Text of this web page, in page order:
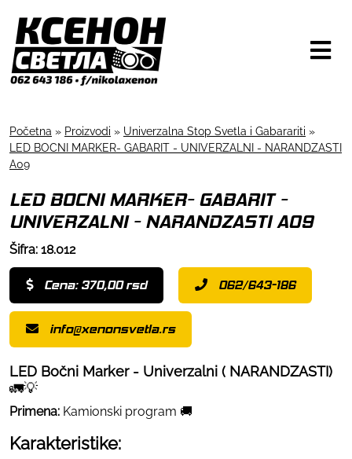
Početna » Proizvodi » Univerzalna Stop Svetla i Gabarariti »
LED BOCNI MARKER- GABARIT - UNIVERZALNI - NARANDZASTI
A09
LED BOCNI MARKER- GABARIT -
UNIVERZALNI - NARANDZASTI A09
Šifra: 18.012
Cena: 370,00 rsd 062/643-186
info@xenonsvetla.rs
LED Bočni Marker - Univerzalni ( NARANDZASTI)
🚛💡
Primena: Kamionski program 🚚
Karakteristike: